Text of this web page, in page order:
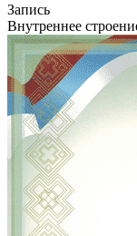
Запись
Внутреннее